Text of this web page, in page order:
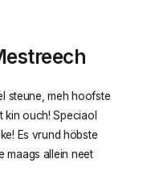
steune, meh hoofste
kin ouch! Speciaol
Es vrund höbste
maags allein neet